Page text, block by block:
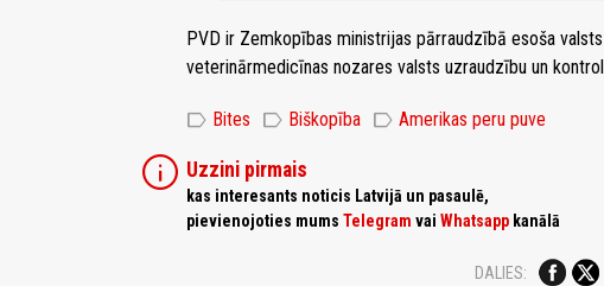
PVD ir Zemkopības ministrijas pārraudzībā esoša
veterinārmedicīnas nozares valsts uzraudzību un
label Bites label Biškopība label Amerikas peru puve
info Uzzini pirmais
kas interesants noticis Latvijā un pasaulē,
pievienojoties mums Telegram vai Whatsapp kanālā
DALIES: